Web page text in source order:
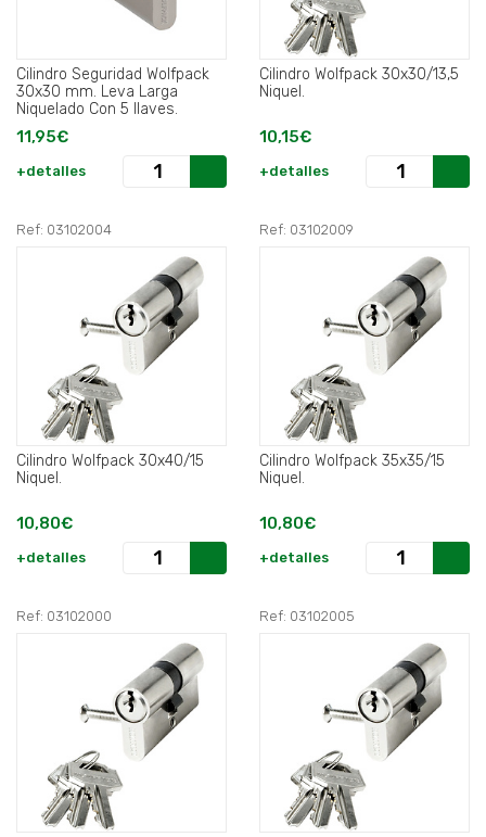
Cilindro Seguridad Wolfpack
30x30 mm. Leva Larga
Niquelado Con 5 llaves.
11,95€
+detalles
Cilindro Wolfpack 30x30/13,5
Niquel.
10,15€
+detalles
Ref: 03102004
Cilindro Wolfpack 30x40/15
Niquel.
10,80€
+detalles
Ref: 03102009
Cilindro Wolfpack 35x35/15
Niquel.
10,80€
+detalles
Ref: 03102000 Ref: 03102005